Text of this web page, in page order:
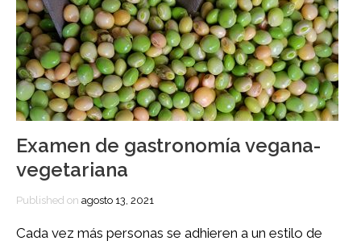
Examen de gastronomía vegana-
vegetariana
Published on agosto 13, 2021
Cada vez más personas se adhieren a un estilo de